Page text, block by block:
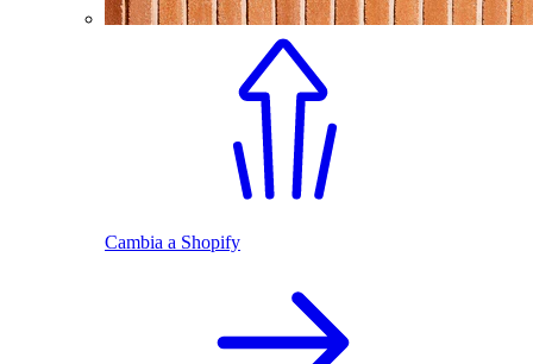
Cambia a Shopify